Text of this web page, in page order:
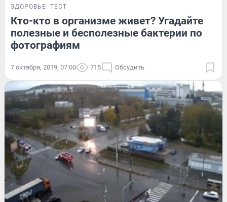
ЗДОРОВЬЕ ТЕСТ
Кто-кто в организме живет? Угадайте
полезные и бесполезные бактерии по
фотографиям
7 октября, 2019, 07:00 715 Обсудить